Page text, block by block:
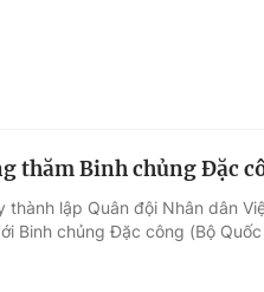
thăm Binh chủng Đặc
lập Quân đội Nhân dân
Binh chủng Đặc công (Bộ